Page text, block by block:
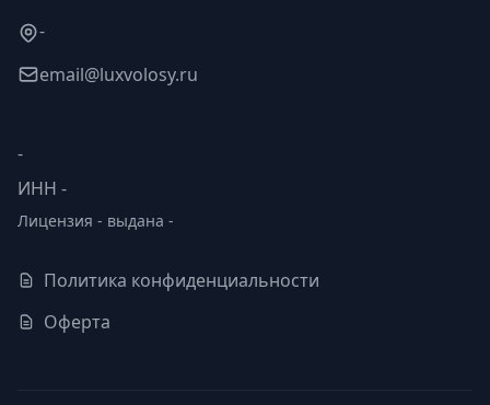
-
email@luxvolosy.ru
-
ИНН -
Лицензия - выдана -
Политика конфиденциальности
Оферта